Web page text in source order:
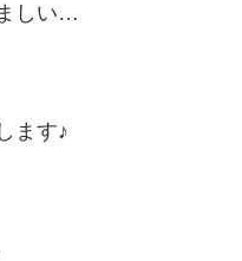
しい…
ます♪